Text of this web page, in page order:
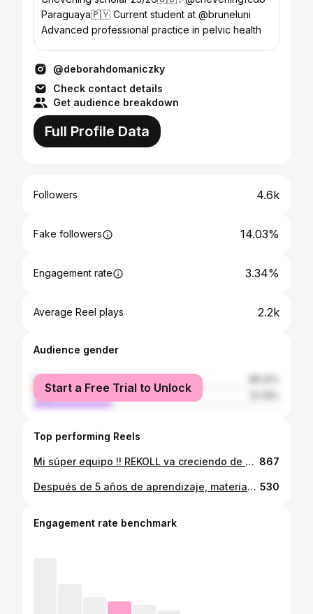
Paraguaya🇵🇾 Current student at @bruneluni
Advanced professional practice in pelvic health
@deborahdomaniczky
Check contact details
Get audience breakdown
Full Profile Data
Followers 4.6k
Fake followers 14.03%
Engagement rate 3.34%
Average Reel plays 2.2k
Audience gender
female
male
Start a Free Trial to Unlock
Top performing Reels
Mi súper equipo !! REKOLL va creciendo de a poco con súper profesionales y hermosas personas ! Gracias a Dios que me las puso en el camino !! Estrenando uniformes 🥰 867
Después de 5 años de aprendizaje, materias, pasantías, extensiones, cursos, congresos.... cumplo uno de mis sueños, ser KINESIÓLOGA!!! Gracias a Dios y Mamá María, a mis papás por confiar en mi y apoyarme en todo, mis hermanas, mi novio, mi familia, mis amigas, mis compañeros y amigos de la carrera, a mi tutor, mis profesores y otros colegas que siempre compartieron sus conocimientos y apoyaron!! Feliz feliz con esta nueva aventura que comienza...poder ayudar a los demás a través del movimiento!! 530
Engagement rate benchmark